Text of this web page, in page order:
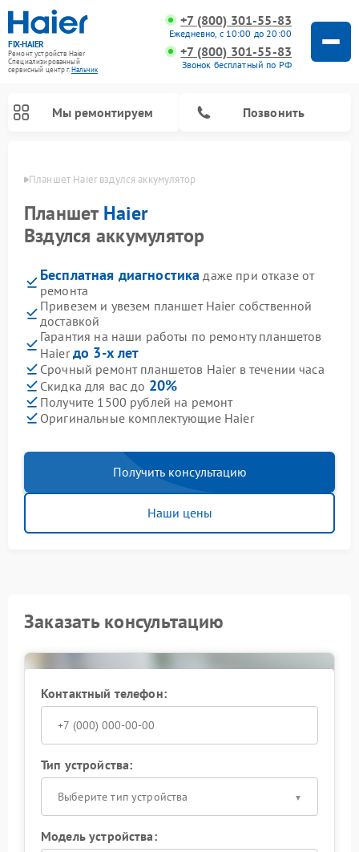
FIX-HAIER
Ремонт устройств Haier
Специализированный
cервисный центр г.Нальчик
+7 (800) 301-55-83
Ежедневно, с 10:00 до 20:00
+7 (800) 301-55-83
Звонок бесплатный по РФ
Мы ремонтируем Позвонить
Планшет Haier вздулся аккумулятор
Планшет Haier
Вздулся аккумулятор
Бесплатная диагностика даже при отказе от
ремонта
Привезем и увезем планшет Haier собственной
доставкой
Гарантия на наши работы по ремонту планшетов
Haierдо 3-х лет
Срочный ремонт планшетов Haier в течении часа
Скидка для вас до 20%
Получите 1500 рублей на ремонт
Оригинальные комплектующие Haier
Получить консультацию
Наши цены
Заказать консультацию
Контактный телефон:
Тип устройства:
Выберите тип устройства
Модель устройства: